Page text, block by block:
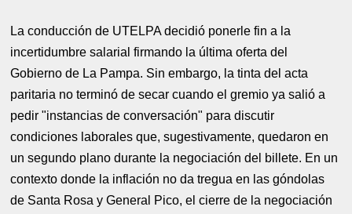
La conducción de UTELPA decidió ponerle fin a la
incertidumbre salarial firmando la última oferta del
Gobierno de La Pampa. Sin embargo, la tinta del acta
paritaria no terminó de secar cuando el gremio ya salió a
pedir "instancias de conversación" para discutir
condiciones laborales que, sugestivamente, quedaron en
un segundo plano durante la negociación del billete. En un
contexto donde la inflación no da tregua en las góndolas
de Santa Rosa y General Pico, el cierre de la negociación